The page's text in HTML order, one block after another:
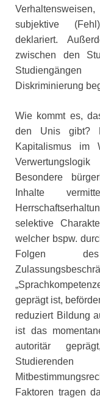
subjektive
deklariert.
zwischen den
Diskriminierung
Wie kommt es,
den Unis gibt?
Kapitalismus im
Besondere
Inhalte
selektive
welcher bspw.
Folgen
geprägt ist,
reduziert Bildung
ist das
autoritär
Faktoren tragen